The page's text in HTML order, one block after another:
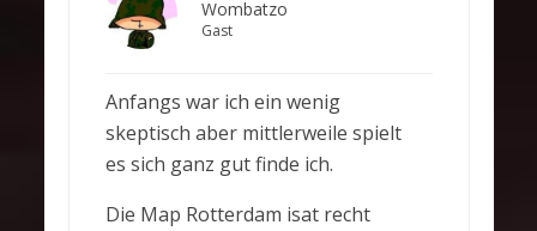
Wombatzo
Gast
Anfangs war ich ein wenig
skeptisch aber mittlerweile spielt
es sich ganz gut finde ich.
Die Map Rotterdam isat recht